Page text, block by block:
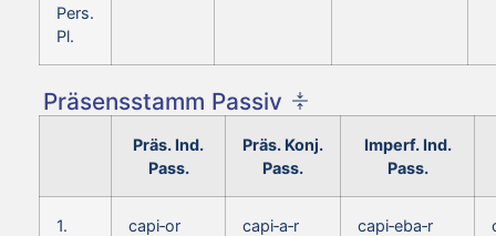
Pers.
Pl.
Präsensstamm Passiv
Präs. Ind.
Pass.
Präs. Konj.
Pass.
Imperf. Ind.
Pass.
1.
capi‑or capi‑a‑r capi‑eba‑r